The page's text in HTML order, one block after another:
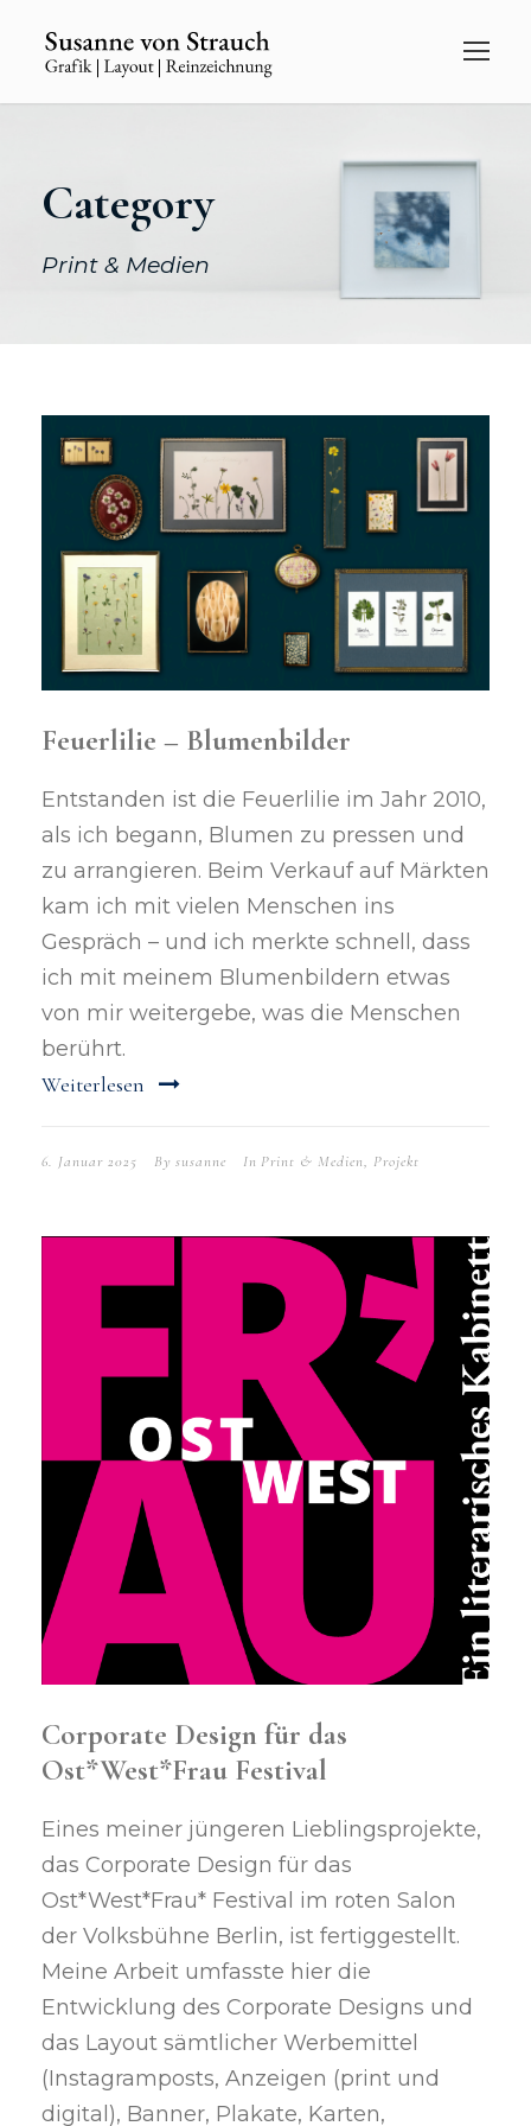
Category
Print & Medien
Feuerlilie – Blumenbilder
Entstanden ist die Feuerlilie im Jahr 2010,
als ich begann, Blumen zu pressen und
zu arrangieren. Beim Verkauf auf Märkten
kam ich mit vielen Menschen ins
Gespräch – und ich merkte schnell, dass
ich mit meinem Blumenbildern etwas
von mir weitergebe, was die Menschen
berührt.
Weiterlesen
6. Januar 2025 By susanne In Print & Medien, Projekt
Corporate Design für das
Ost*West*Frau Festival
Eines meiner jüngeren Lieblingsprojekte,
das Corporate Design für das
Ost*West*Frau* Festival im roten Salon
der Volksbühne Berlin, ist fertiggestellt.
Meine Arbeit umfasste hier die
Entwicklung des Corporate Designs und
das Layout sämtlicher Werbemittel
(Instagramposts, Anzeigen (print und
digital), Banner, Plakate, Karten,